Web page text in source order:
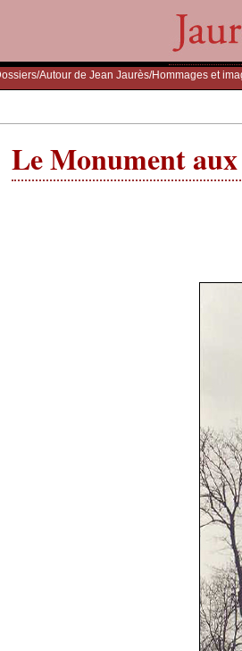
/Autour de Jean Jaurès/Hommages et
Le Monument